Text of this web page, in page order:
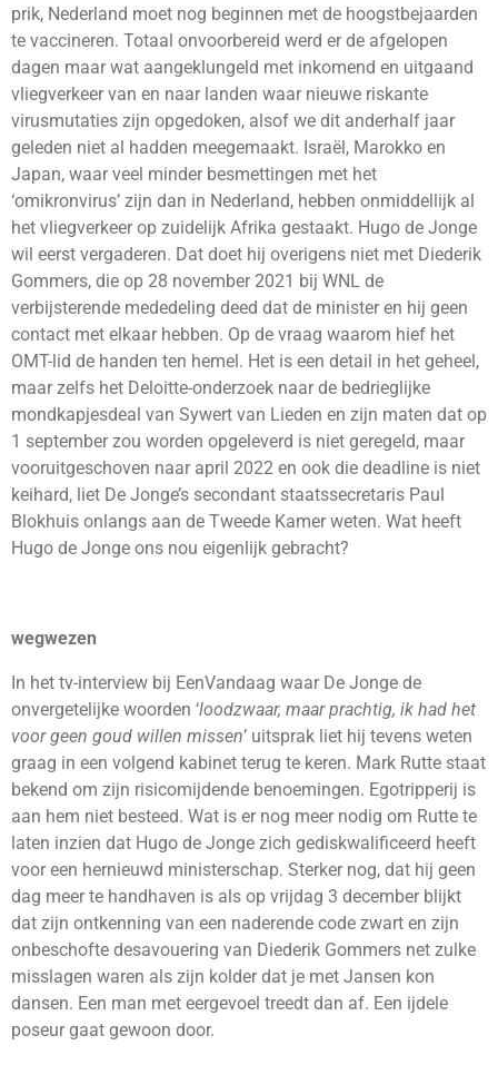
prik, Nederland moet nog beginnen met de hoogstbejaarden
te vaccineren. Totaal onvoorbereid werd er de afgelopen
dagen maar wat aangeklungeld met inkomend en uitgaand
vliegverkeer van en naar landen waar nieuwe riskante
virusmutaties zijn opgedoken, alsof we dit anderhalf jaar
geleden niet al hadden meegemaakt. Israël, Marokko en
Japan, waar veel minder besmettingen met het
‘omikronvirus’ zijn dan in Nederland, hebben onmiddellijk al
het vliegverkeer op zuidelijk Afrika gestaakt. Hugo de Jonge
wil eerst vergaderen. Dat doet hij overigens niet met Diederik
Gommers, die op 28 november 2021 bij WNL de
verbijsterende mededeling deed dat de minister en hij geen
contact met elkaar hebben. Op de vraag waarom hief het
OMT-lid de handen ten hemel. Het is een detail in het geheel,
maar zelfs het Deloitte-onderzoek naar de bedrieglijke
mondkapjesdeal van Sywert van Lieden en zijn maten dat op
1 september zou worden opgeleverd is niet geregeld, maar
vooruitgeschoven naar april 2022 en ook die deadline is niet
keihard, liet De Jonge’s secondant staatssecretaris Paul
Blokhuis onlangs aan de Tweede Kamer weten. Wat heeft
Hugo de Jonge ons nou eigenlijk gebracht?
wegwezen
In het tv-interview bij EenVandaag waar De Jonge de
onvergetelijke woorden ‘loodzwaar, maar prachtig, ik had het
voor geen goud willen missen’ uitsprak liet hij tevens weten
graag in een volgend kabinet terug te keren. Mark Rutte staat
bekend om zijn risicomijdende benoemingen. Egotripperij is
aan hem niet besteed. Wat is er nog meer nodig om Rutte te
laten inzien dat Hugo de Jonge zich gediskwalificeerd heeft
voor een hernieuwd ministerschap. Sterker nog, dat hij geen
dag meer te handhaven is als op vrijdag 3 december blijkt
dat zijn ontkenning van een naderende code zwart en zijn
onbeschofte desavouering van Diederik Gommers net zulke
misslagen waren als zijn kolder dat je met Jansen kon
dansen. Een man met eergevoel treedt dan af. Een ijdele
poseur gaat gewoon door.